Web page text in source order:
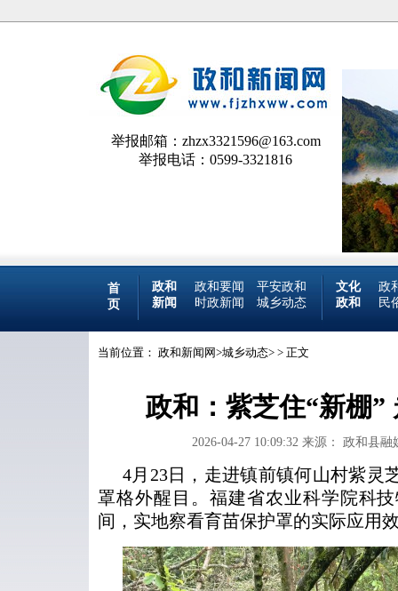
举报邮箱：zhzx3321596@163.com
举报电话：0599-3321816
首
页
政和 政和要闻
平安政和
新闻
时政新闻 城乡动态
文化
政
政和
民
当前位置： 政和新闻网>城乡动态> > 正文
政和：紫芝住“新棚”
2026-04-27 10:09:32 来源： 政和县融
4月23日，走进镇前镇何山村紫灵
罩格外醒目。福建省农业科学院科
间，实地察看育苗保护罩的实际应用